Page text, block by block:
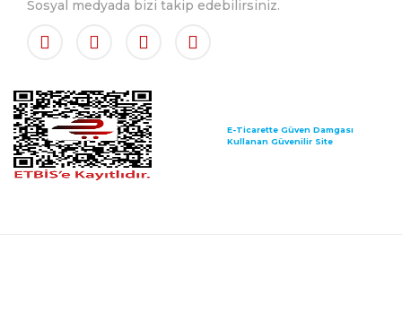
Sosyal medyada bizi takip edebilirsiniz.
E-Ticarette Güven Damgası
Kullanan Güvenilir Site